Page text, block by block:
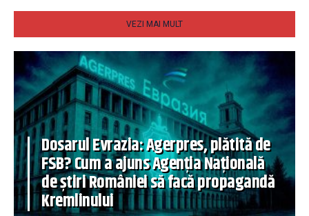
VEZI MAI MULT
Dosarul Evrazia: Agerpres, plătită de
FSB? Cum a ajuns Agenția Națională
de știri României să facă propagandă
Kremlinului